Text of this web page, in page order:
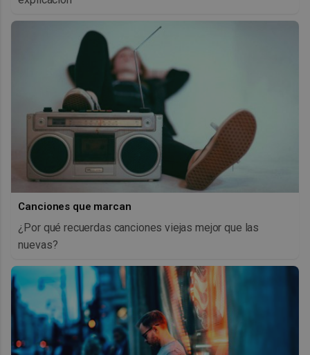
Canciones que marcan
¿Por qué recuerdas canciones viejas mejor que las
nuevas?